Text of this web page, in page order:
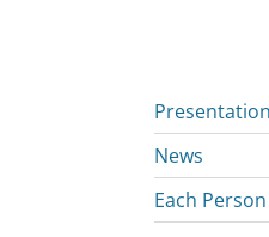
Presentation
News
Each